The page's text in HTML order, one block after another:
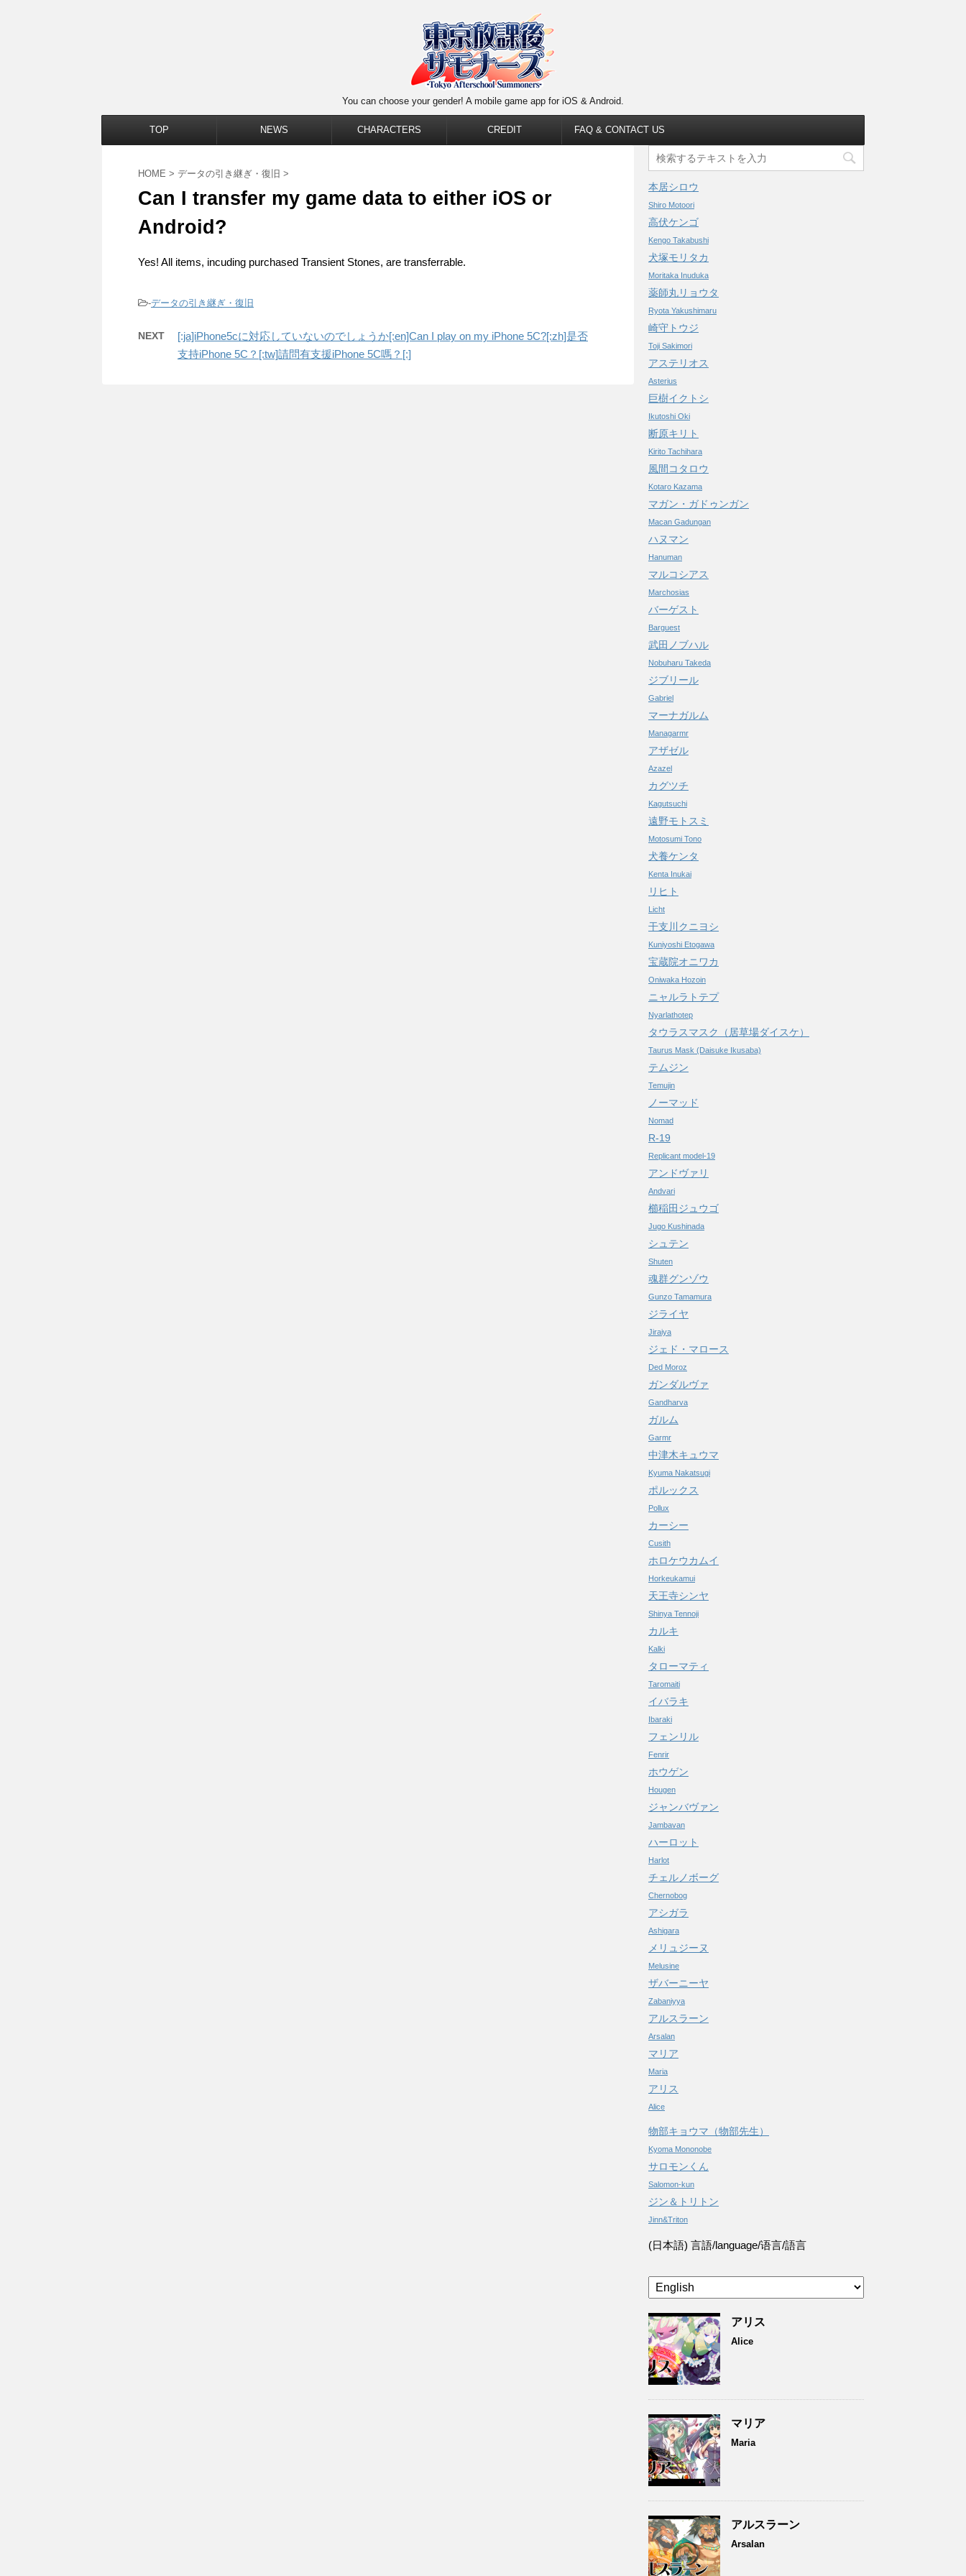
You can choose your gender! A mobile game app for iOS & Android.
TOP NEWS CHARACTERS CREDIT FAQ & CONTACT US
HOME > データの引き継ぎ・復旧 >
Can I transfer my game data to either iOS or
Android?
Yes! All items, incuding purchased Transient Stones, are transferrable.
-データの引き継ぎ・復旧
NEXT
[:ja]iPhone5cに対応していないのでしょうか[:en]Can I play on my iPhone 5C?[:zh]是否
支持iPhone 5C？[:tw]請問有支援iPhone 5C嗎？[:]
本居シロウ
Shiro Motoori
高伏ケンゴ
Kengo Takabushi
犬塚モリタカ
Moritaka Inuduka
薬師丸リョウタ
Ryota Yakushimaru
崎守トウジ
Toji Sakimori
アステリオス
Asterius
巨樹イクトシ
Ikutoshi Oki
断原キリト
Kirito Tachihara
風間コタロウ
Kotaro Kazama
マガン・ガドゥンガン
Macan Gadungan
ハヌマン
Hanuman
マルコシアス
Marchosias
バーゲスト
Barguest
武田ノブハル
Nobuharu Takeda
ジブリール
Gabriel
マーナガルム
Managarmr
アザゼル
Azazel
カグツチ
Kagutsuchi
遠野モトスミ
Motosumi Tono
犬養ケンタ
Kenta Inukai
リヒト
Licht
干支川クニヨシ
Kuniyoshi Etogawa
宝蔵院オニワカ
Oniwaka Hozoin
ニャルラトテプ
Nyarlathotep
タウラスマスク（居草場ダイスケ）
Taurus Mask (Daisuke Ikusaba)
テムジン
Temujin
ノーマッド
Nomad
R-19
Replicant model-19
アンドヴァリ
Andvari
櫛稲田ジュウゴ
Jugo Kushinada
シュテン
Shuten
魂群グンゾウ
Gunzo Tamamura
ジライヤ
Jiraiya
ジェド・マロース
Ded Moroz
ガンダルヴァ
Gandharva
ガルム
Garmr
中津木キュウマ
Kyuma Nakatsugi
ポルックス
Pollux
カーシー
Cusith
ホロケウカムイ
Horkeukamui
天王寺シンヤ
Shinya Tennoji
カルキ
Kalki
タローマティ
Taromaiti
イバラキ
Ibaraki
フェンリル
Fenrir
ホウゲン
Hougen
ジャンバヴァン
Jambavan
ハーロット
Harlot
チェルノボーグ
Chernobog
アシガラ
Ashigara
メリュジーヌ
Melusine
ザバーニーヤ
Zabaniyya
アルスラーン
Arsalan
マリア
Maria
アリス
Alice
物部キョウマ（物部先生）
Kyoma Mononobe
サロモンくん
Salomon-kun
ジン＆トリトン
Jinn&Triton
(日本語) 言語/language/语言/語言
アリス
Alice
マリア
Maria
アルスラーン
Arsalan